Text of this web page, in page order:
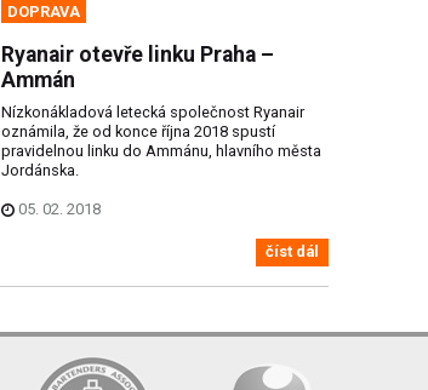
DOPRAVA
Ryanair otevře linku Praha –
Ammán
Nízkonákladová letecká společnost Ryanair
oznámila, že od konce října 2018 spustí
pravidelnou linku do Ammánu, hlavního města
Jordánska.
05. 02. 2018
číst dál